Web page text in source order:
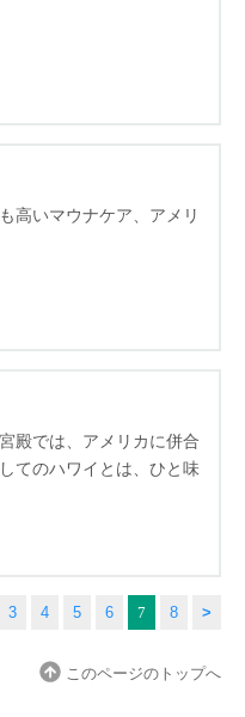
高いマウナケア、アメリ
殿では、アメリカに併合
てのハワイとは、ひと味
3 4 5 6 7 8 >
このページのトップへ